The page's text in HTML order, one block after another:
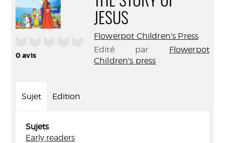
0avis
JESUS
Flowerpot Children's Press
Edité par Flowerpot
Children's press
Sujet Edition
Sujets
Early readers